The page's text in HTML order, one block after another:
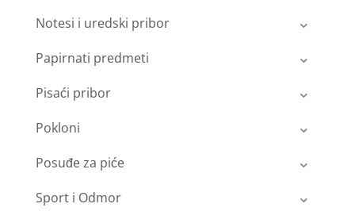
Notesi i uredski pribor
Papirnati predmeti
Pisaći pribor
Pokloni
Posuđe za piće
Sport i Odmor